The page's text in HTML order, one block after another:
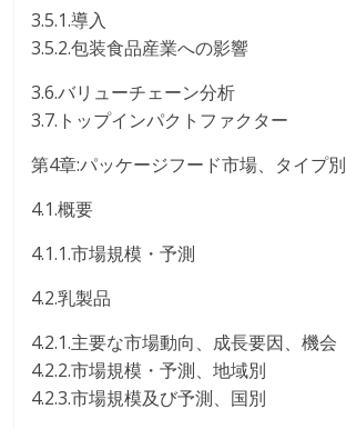
3.5.1.導入
3.5.2.包装食品産業への影響
3.6.バリューチェーン分析
3.7.トップインパクトファクター
第4章:パッケージフード市場、タイプ別
4.1.概要
4.1.1.市場規模・予測
4.2.乳製品
4.2.1.主要な市場動向、成長要因、機会
4.2.2.市場規模・予測、地域別
4.2.3.市場規模及び予測、国別